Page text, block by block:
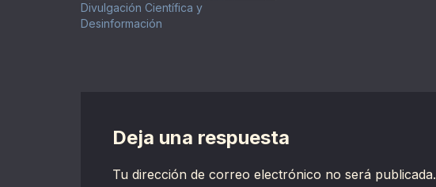
Divulgación Científica y
Desinformación
Deja una respuesta
Tu dirección de correo electrónico no será publicada.